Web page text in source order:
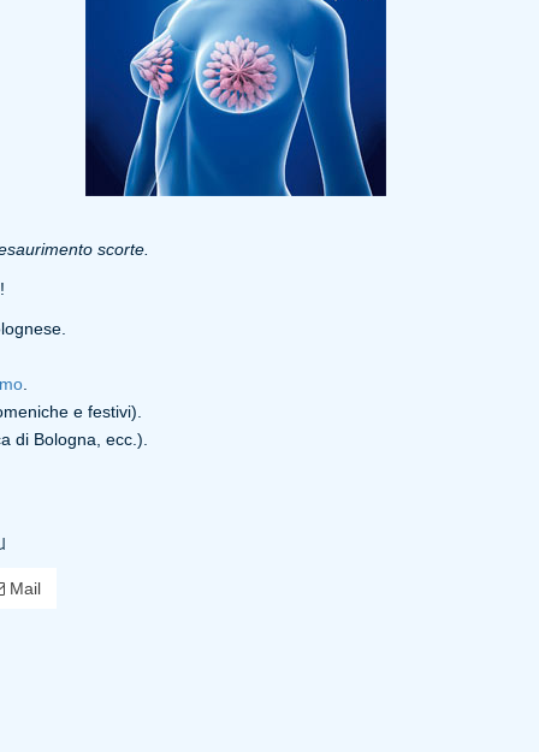
scorte.
.
e festivi).
di Bologna, ecc.).
Mail